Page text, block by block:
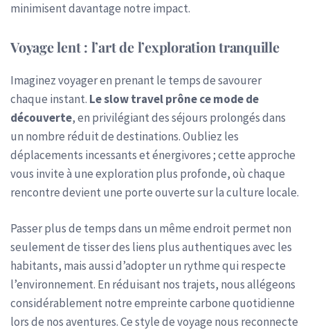
minimisent davantage notre impact.
Voyage lent : l’art de l’exploration tranquille
Imaginez voyager en prenant le temps de savourer
chaque instant. Le slow travel prône ce mode de
découverte, en privilégiant des séjours prolongés dans
un nombre réduit de destinations. Oubliez les
déplacements incessants et énergivores ; cette approche
vous invite à une exploration plus profonde, où chaque
rencontre devient une porte ouverte sur la culture locale.
Passer plus de temps dans un même endroit permet non
seulement de tisser des liens plus authentiques avec les
habitants, mais aussi d’adopter un rythme qui respecte
l’environnement. En réduisant nos trajets, nous allégeons
considérablement notre empreinte carbone quotidienne
lors de nos aventures. Ce style de voyage nous reconnecte